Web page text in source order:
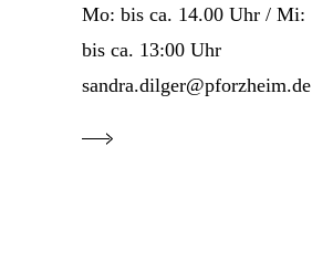
Mo: bis ca. 14.00 Uhr / Mi:
bis ca. 13:00 Uhr
sandra.dilger@pforzheim.de